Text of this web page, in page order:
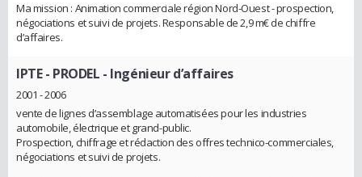
Ma mission : Animation commerciale région Nord-Ouest - prospection,
négociations et suivi de projets. Responsable de 2,9 m€ de chiffre
d’affaires.
IPTE - PRODEL - Ingénieur d’affaires
2001 - 2006
vente de lignes d’assemblage automatisées pour les industries
automobile, électrique et grand-public.
Prospection, chiffrage et rédaction des offres technico-commerciales,
négociations et suivi de projets.